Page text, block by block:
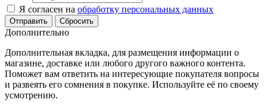
Я согласен на обработку персональных данных
Сбросить
Дополнительно
Дополнительная вкладка, для размещения информации о
магазине, доставке или любого другого важного контента.
Поможет вам ответить на интересующие покупателя вопросы
и развеять его сомнения в покупке. Используйте её по своему
усмотрению.